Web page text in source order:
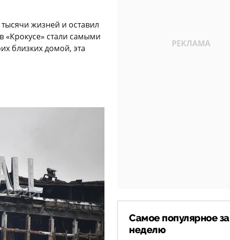
жизней и оставил
стали самыми
близких домой, эта
Самое популярное за
неделю